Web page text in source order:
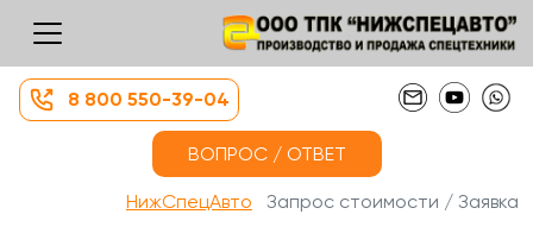
8 800 550-39-04
ВОПРОС / ОТВЕТ
НижСпецАвто Запрос стоимости / Заявка